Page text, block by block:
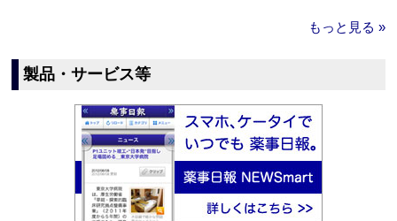
もっと見る »
製品・サービス等